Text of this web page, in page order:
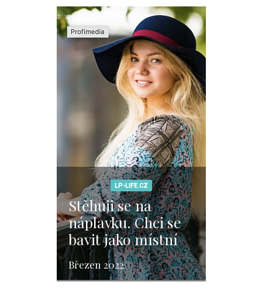
LP-LIFE.CZ
Stěhuji se na
náplavku. Chci se
bavit jako místní
Březen 2022